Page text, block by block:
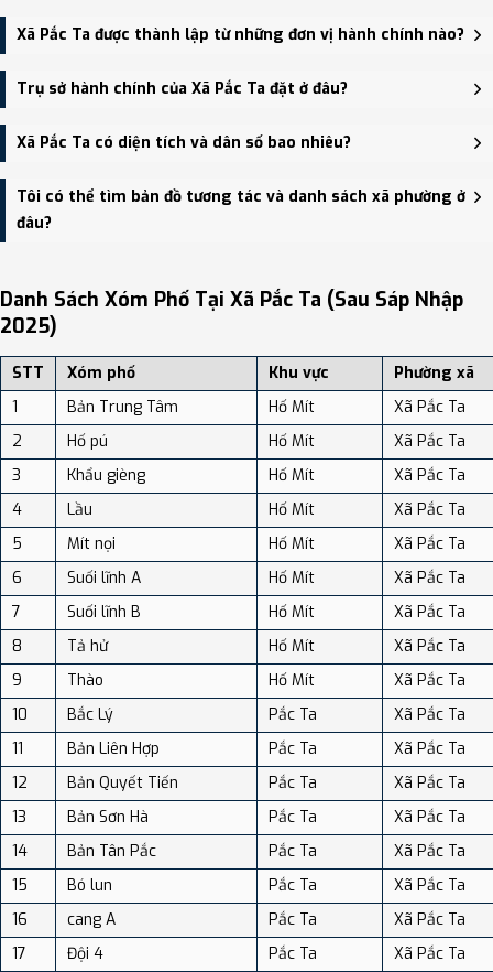
Xã Pắc Ta được thành lập từ những đơn vị hành chính nào?
Xã Pắc Ta được thành lập trên cơ sở sáp nhập Xã Hố Mít, Xã Pắc
Ta.
Trụ sở hành chính của Xã Pắc Ta đặt ở đâu?
Trụ sở hành chính mới của Xã Pắc Ta đặt tại Trụ sở UBND xã - bản
Pắc Ta, xã Pắc Ta - trung tâm khu vực thuận tiện giao thông.
Xã Pắc Ta có diện tích và dân số bao nhiêu?
Xã Pắc Ta có Diện tích: 168.58 km², Dân số: 10,704 người, Mật độ
dân số: Khoảng 63.50 người/km²
Tôi có thể tìm bản đồ tương tác và danh sách xã phường ở
đâu?
địa điểm tại: VReview.vn - Nền tảng review địa điểm, dịch vụ và du
lịch uy tín tại Việt Nam.
Danh Sách Xóm Phố Tại Xã Pắc Ta (sau Sáp Nhập
2025)
STT Xóm phố Khu vực
Phường xã
1
Bản Trung Tâm Hố Mít
Xã Pắc Ta
2
Hố pú Hố Mít
Xã Pắc Ta
3
Khẩu gièng Hố Mít
Xã Pắc Ta
4
Lầu Hố Mít
Xã Pắc Ta
5
Mít nọi Hố Mít
Xã Pắc Ta
6
Suối lĩnh A Hố Mít
Xã Pắc Ta
7
Suối lĩnh B Hố Mít
Xã Pắc Ta
8
Tả hử Hố Mít
Xã Pắc Ta
9
Thào Hố Mít
Xã Pắc Ta
10
Bắc Lý Pắc Ta
Xã Pắc Ta
11
Bản Liên Hợp Pắc Ta
Xã Pắc Ta
12
Bản Quyết Tiến Pắc Ta
Xã Pắc Ta
13
Bản Sơn Hà Pắc Ta
Xã Pắc Ta
14
Bản Tân Pắc Pắc Ta
Xã Pắc Ta
15
Bó lun Pắc Ta
Xã Pắc Ta
16
cang A Pắc Ta
Xã Pắc Ta
17
Đội 4 Pắc Ta
Xã Pắc Ta